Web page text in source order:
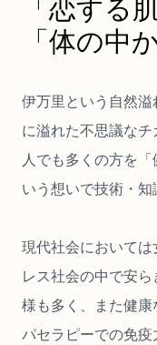
「恋する
「体の中
伊万里という自然
に溢れた不思議な
人でも多くの方を
いう想いで技術・知
現代社会において
レス社会の中で安
様も多く、また健
パセラピーでの免疫